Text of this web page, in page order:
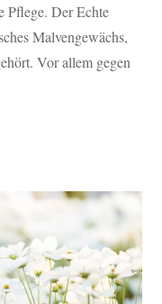
Pflege. Der Echte
Malvengewächs,
Vor allem gegen